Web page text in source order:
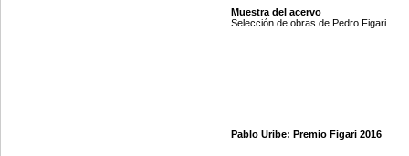
Muestra del acervo
Selección de obras de Pedro Figari
Pablo Uribe: Premio Figari 2016